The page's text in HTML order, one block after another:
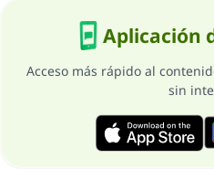
Aplicación
Acceso más rápido al
sin